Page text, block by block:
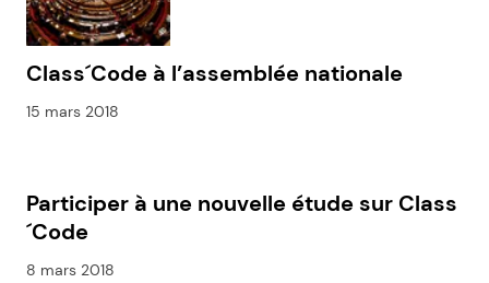
Class´Code à l’assemblée nationale
15 mars 2018
Participer à une nouvelle étude sur Class
´Code
8 mars 2018